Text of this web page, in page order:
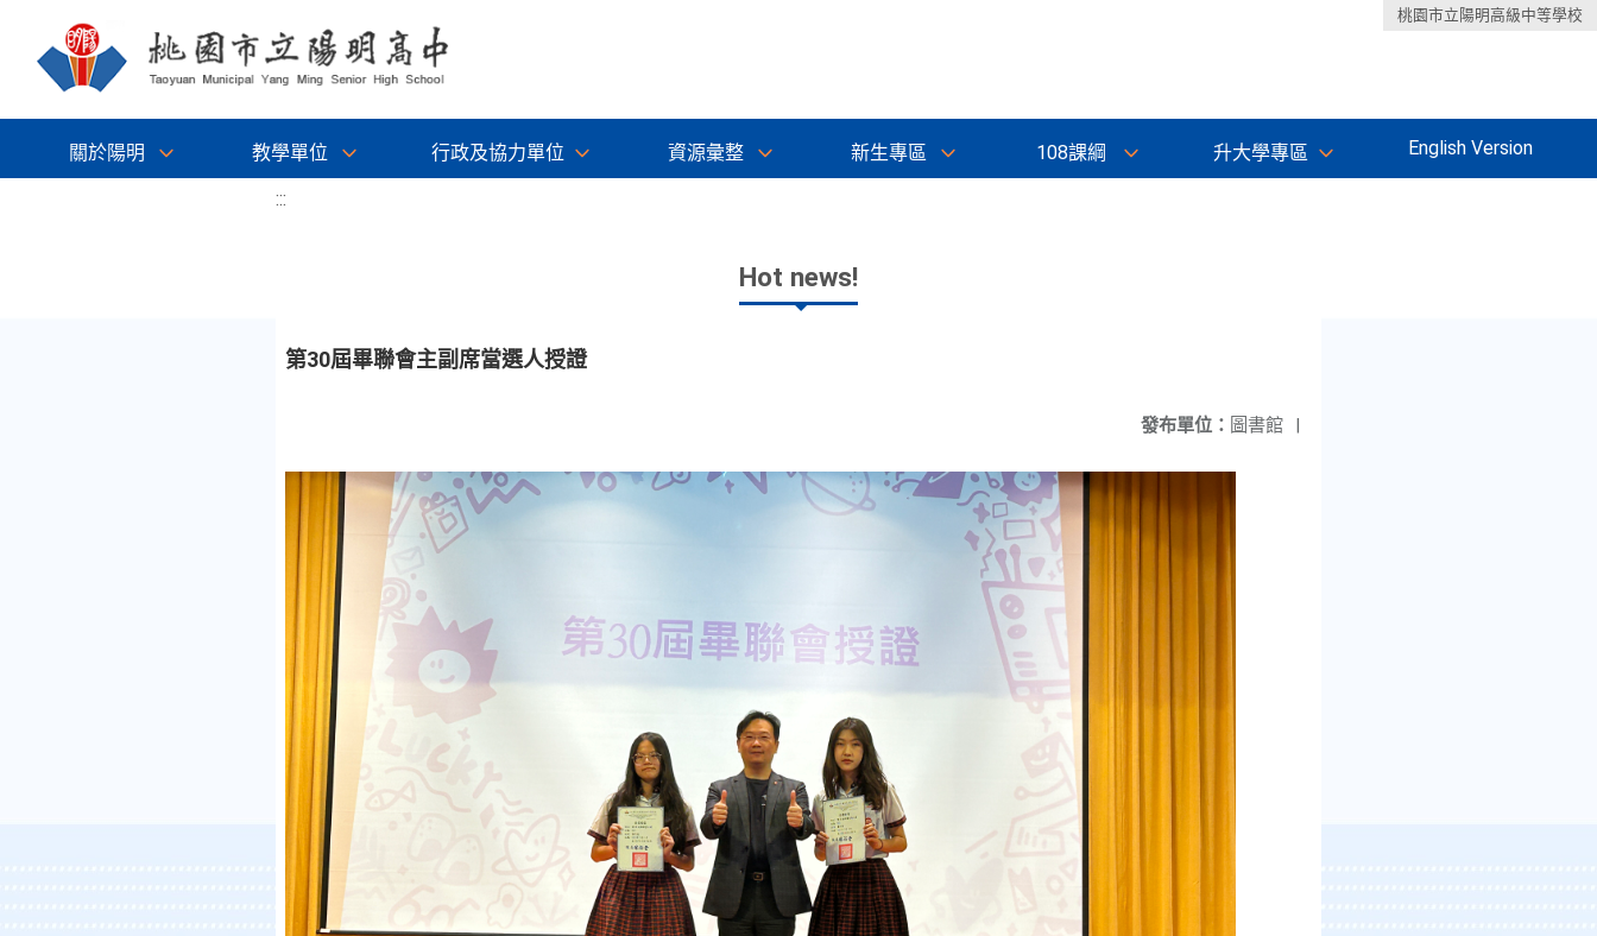
桃園市立陽明高級中等學校
關於陽明 教學單位 行政及協力單位 資源彙整 新生專區 108課綱 升大學專區 English Version
:::
Hot news!
第30屆畢聯會主副席當選人授證
發布單位： 圖書館 |